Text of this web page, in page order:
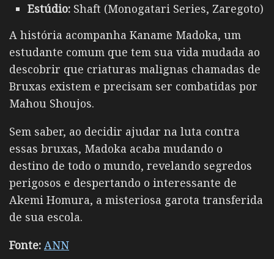
Estúdio: Shaft (Monogatari Series, Zaregoto)
A história acompanha Kaname Madoka, um
estudante comum que tem sua vida mudada ao
descobrir que criaturas malignas chamadas de
Bruxas existem e precisam ser combatidas por
Mahou Shoujos.
Sem saber, ao decidir ajudar na luta contra
essas bruxas, Madoka acaba mudando o
destino de todo o mundo, revelando segredos
perigosos e despertando o interessante de
Akemi Homura, a misteriosa garota transferida
de sua escola.
Fonte: ANN